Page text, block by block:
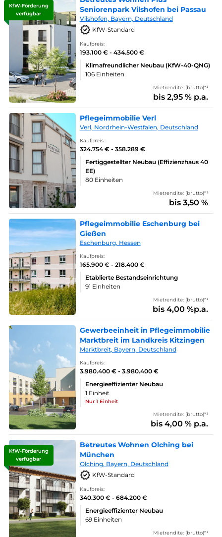
KfW-Förderung
verfügbar
Seniorenpark Vilshofen bei Passau
Vilshofen, Bayern, Deutschland
KfW-Standard
Kaufpreis:
193.100 € - 434.500 €
Klimafreundlicher Neubau (KfW-40-QNG)
106 Einheiten
Mietrendite: (brutto)*¹
bis 2,95 % p.a.
Pflegeimmobilie Verl
Verl, Nordrhein-Westfalen, Deutschland
Kaufpreis:
324.754 € - 358.289 €
Fertiggestellter Neubau (Effizienzhaus 40
EE)
80 Einheiten
Mietrendite: (brutto)*¹
bis 3,50 %
Pflegeimmobilie Eschenburg bei
Gießen
Eschenburg, Hessen
Kaufpreis:
165.900 € - 218.400 €
Etablierte Bestandseinrichtung
91 Einheiten
Mietrendite: (brutto)*¹
bis 4,00 %p.a.
Gewerbeeinheit in Pflegeimmobilie
Marktbreit im Landkreis Kitzingen
Marktbreit, Bayern, Deutschland
Kaufpreis:
3.980.400 € - 3.980.400 €
Energieeffizienter Neubau
1 Einheit
Nur 1 Einheit
Mietrendite: (brutto)*¹
bis 4,00 % p.a.
KfW-Förderung
verfügbar
Betreutes Wohnen Olching bei
München
Olching, Bayern, Deutschland
KfW-Standard
Kaufpreis:
340.300 € - 684.200 €
Energieeffizienter Neubau
69 Einheiten
Mietrendite: (brutto)*¹